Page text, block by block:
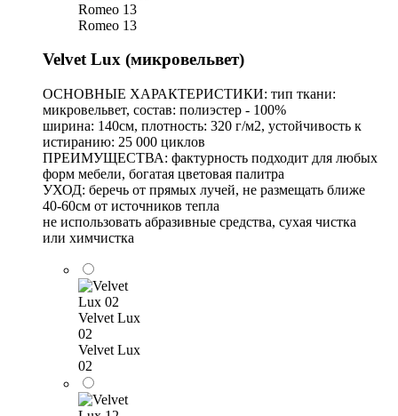
Romeo 13
Romeo 13
Velvet Lux (микровельвет)
ОСНОВНЫЕ ХАРАКТЕРИСТИКИ: тип ткани:
микровельвет, состав: полиэстер - 100%
ширина: 140см, плотность: 320 г/м2, устойчивость к
истиранию: 25 000 циклов
ПРЕИМУЩЕСТВА: фактурность подходит для любых
форм мебели, богатая цветовая палитра
УХОД: беречь от прямых лучей, не размещать ближе
40-60см от источников тепла
не использовать абразивные средства, сухая чистка
или химчистка
Velvet Lux
02
Velvet Lux
02